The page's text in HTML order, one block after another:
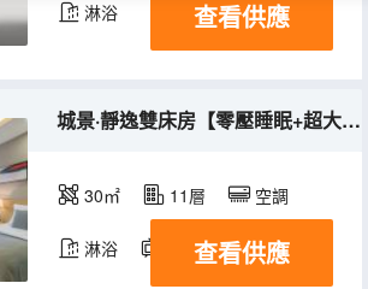
淋浴 查看供應
城景·靜逸雙床房【零壓睡眠+超大空間】
30㎡ 11層 空調
淋浴 電視機
查看供應